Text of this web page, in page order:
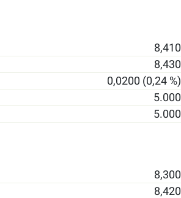
8,410
8,430
0,0200 (0,24 %)
5.000
5.000
8,300
8,420